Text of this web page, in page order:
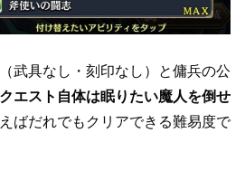
武具なし・刻印なし）と傭兵の公
クエスト自体は眠りたい魔人を倒せ
ばだれでもクリアできる難易度で